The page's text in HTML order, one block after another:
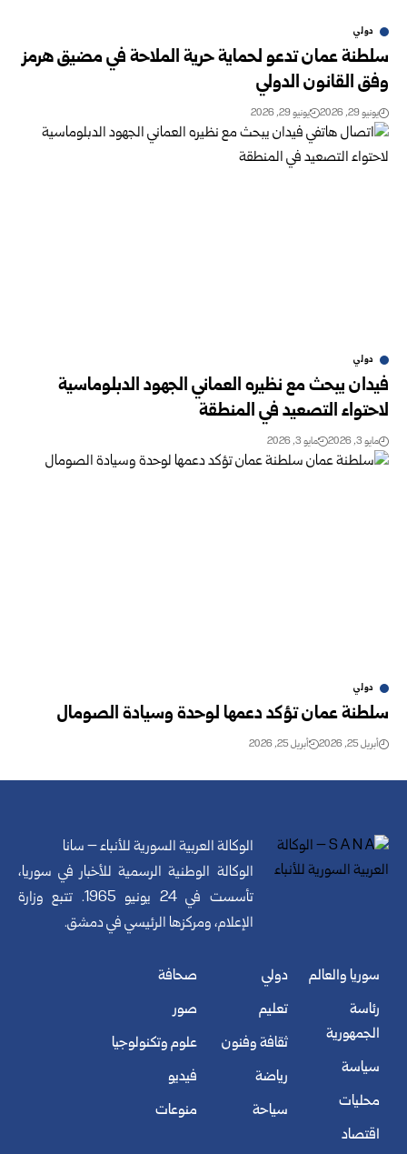
دولي
سلطنة عمان تدعو لحماية حرية الملاحة في مضيق هرمز
وفق القانون الدولي
يونيو 29, 2026 يونيو 29, 2026
دولي
فيدان يبحث مع نظيره العماني الجهود الدبلوماسية
لاحتواء التصعيد في المنطقة
مايو 3, 2026 مايو 3, 2026
دولي
سلطنة عمان تؤكد دعمها لوحدة وسيادة الصومال
أبريل 25, 2026 أبريل 25, 2026
الوكالة العربية السورية للأنباء – سانا
الوكالة الوطنية الرسمية للأخبار في سوريا،
تأسست في 24 يونيو 1965. تتبع وزارة
الإعلام، ومركزها الرئيسي في دمشق.
سوريا والعالم
رئاسة
الجمهورية
سياسة
محليات
اقتصاد
دولي
تعليم
ثقافة وفنون
رياضة
سياحة
صحافة
صور
علوم وتكنولوجيا
فيديو
منوعات